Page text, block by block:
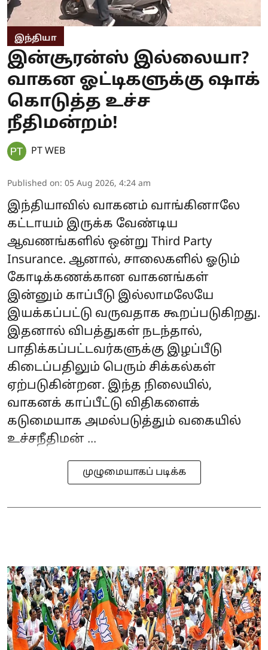
இந்தியா
இன்சூரன்ஸ் இல்லையா?
வாகன ஓட்டிகளுக்கு ஷாக்
கொடுத்த உச்ச
நீதிமன்றம்!
PT WEB
Published on: 05 Aug 2026, 4:24 am
இந்தியாவில் வாகனம் வாங்கினாலே
கட்டாயம் இருக்க வேண்டிய
ஆவணங்களில் ஒன்று Third Party
Insurance. ஆனால், சாலைகளில் ஓடும்
கோடிக்கணக்கான வாகனங்கள்
இன்னும் காப்பீடு இல்லாமலேயே
இயக்கப்பட்டு வருவதாக கூறப்படுகிறது.
இதனால் விபத்துகள் நடந்தால்,
பாதிக்கப்பட்டவர்களுக்கு இழப்பீடு
கிடைப்பதிலும் பெரும் சிக்கல்கள்
ஏற்படுகின்றன. இந்த நிலையில்,
வாகனக் காப்பீட்டு விதிகளைக்
கடுமையாக அமல்படுத்தும் வகையில்
உச்சநீதிமன் ...
முழுமையாகப் படிக்க